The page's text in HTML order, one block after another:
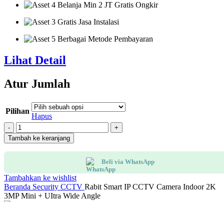
Belanja Min 2 JT Gratis Ongkir
Gratis Jasa Instalasi
Berbagai Metode Pembayaran
Lihat Detail
Atur Jumlah
Pilihan
Hapus
Kuantitas
Rabit
Smart
IP
Indoor
2K
3MP
Tambah ke keranjang
Beli via WhatsApp
Tambahkan ke wishlist
Beranda Security CCTV Rabit Smart IP CCTV Camera Indoor 2K
3MP Mini + UItra Wide Angle